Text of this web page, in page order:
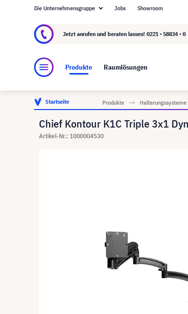
Über visunext.de
Die Unternehmensgruppe Jobs Showroom
Jetzt anrufen und beraten lassen! 0221 - 58834 - 0
Produkte Raumlösungen
Startseite Produkte Halterungssysteme
Chief Kontour K1C Triple 3x1
Artikel-Nr.: 1000004530